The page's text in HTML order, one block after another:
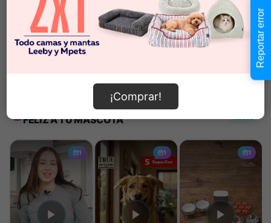
Añadir al carrito
Información de envío
¡Comprar!
Reportar error